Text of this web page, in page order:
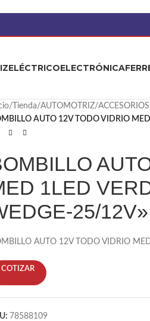
ELÉCTRICOELECTRÓNICA
/ Tienda/AUTOMOTRIZ/
AUTO 12V TODO VIDRIO
1LED
25/12V»
AUTO 12V TODO VIDRIO
COTIZAR
78588109